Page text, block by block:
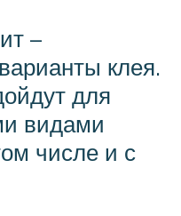
–
клея.
для
видами
числе и с